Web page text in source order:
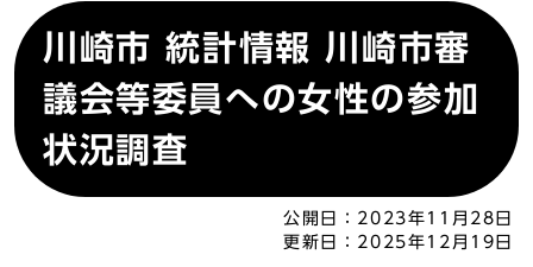
川崎市 統計情報 川崎市審
議会等委員への女性の参加
状況調査
公開日： 2023年11月28日
更新日： 2025年12月19日